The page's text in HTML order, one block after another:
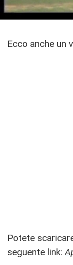
Ecco anche un
Potete
seguente link: